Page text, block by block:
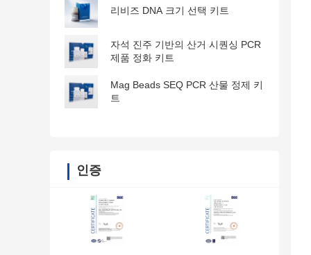
리비즈 DNA 크기 선택 키트
자석 진주 기반의 산거 시퀀싱 PCR
제품 정화 키트
Mag Beads SEQ PCR 산물 정제 키
트
인증